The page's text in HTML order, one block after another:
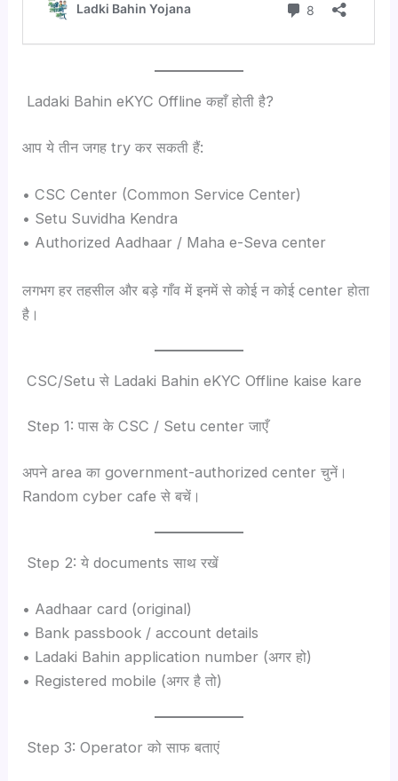
Ladaki Bahin eKYC Offline कहाँ होती है?
आप ये तीन जगह try कर सकती हैं:
• CSC Center (Common Service Center)
• Setu Suvidha Kendra
• Authorized Aadhaar / Maha e-Seva center
लगभग हर तहसील और बड़े गाँव में इनमें से कोई न कोई center होता
है।
CSC/Setu से Ladaki Bahin eKYC Offline kaise kare
Step 1: पास के CSC / Setu center जाएँ
अपने area का government-authorized center चुनें।
Random cyber cafe से बचें।
Step 2: ये documents साथ रखें
• Aadhaar card (original)
• Bank passbook / account details
• Ladaki Bahin application number (अगर हो)
• Registered mobile (अगर है तो)
Step 3: Operator को साफ बताएं